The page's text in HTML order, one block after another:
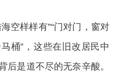
空样样有”“门对门，窗对
桶”，这些在旧改居民中
后是道不尽的无奈辛酸。